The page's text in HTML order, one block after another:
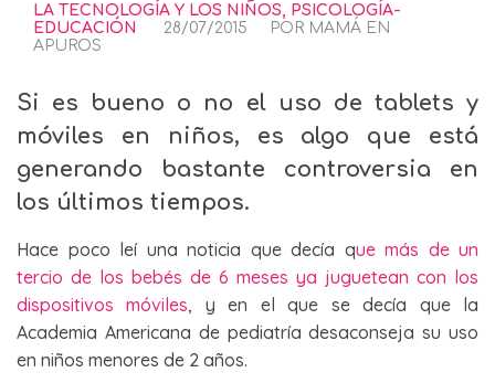
LA TECNOLOGÍA Y LOS NIÑOS, PSICOLOGÍA-
EDUCACIÓN
28/07/2015 POR MAMÁ EN
APUROS
Si es bueno o no el uso de tablets y
móviles en niños, es algo que está
generando bastante controversia en
los últimos tiempos.
Hace poco leí una noticia que decía que más de un
tercio de los bebés de 6 meses ya juguetean con los
dispositivos móviles, y en el que se decía que la
Academia Americana de pediatría desaconseja su uso
en niños menores de 2 años.